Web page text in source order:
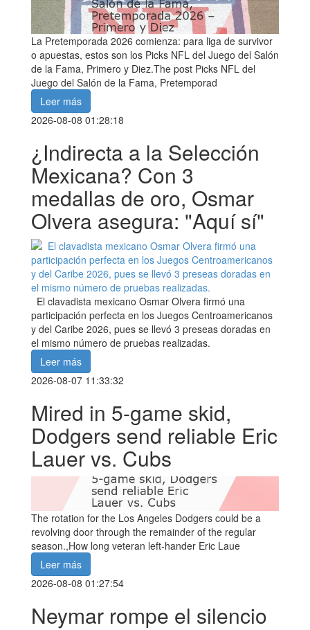
La Pretemporada 2026 comienza: para liga de survivor
o apuestas, estos son los Picks NFL del Juego del Salón
de la Fama, Primero y Diez.The post Picks NFL del
Juego del Salón de la Fama, Pretemporad
Leer más
2026-08-08 01:28:18
¿Indirecta a la Selección
Mexicana? Con 3
medallas de oro, Osmar
Olvera asegura: "Aquí sí"
El clavadista mexicano Osmar Olvera firmó una
participación perfecta en los Juegos Centroamericanos
y del Caribe 2026, pues se llevó 3 preseas doradas en
el mismo número de pruebas realizadas.
Leer más
2026-08-07 11:33:32
Mired in 5-game skid,
Dodgers send reliable Eric
Lauer vs. Cubs
The rotation for the Los Angeles Dodgers could be a
revolving door through the remainder of the regular
season.,How long veteran left-hander Eric Laue
Leer más
2026-08-08 01:27:54
Neymar rompe el silencio